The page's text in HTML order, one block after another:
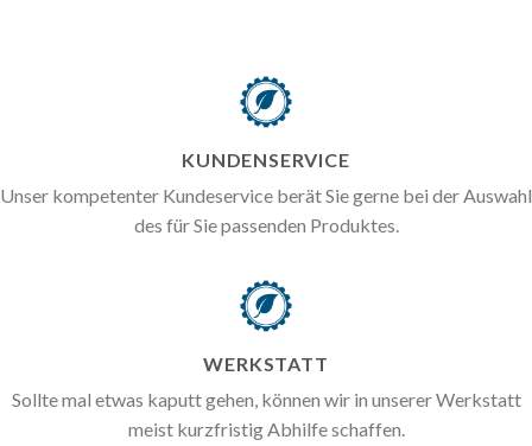
KUNDENSERVICE
Unser kompetenter Kundeservice berät Sie gerne bei der Auswahl
des für Sie passenden Produktes.
WERKSTATT
Sollte mal etwas kaputt gehen, können wir in unserer Werkstatt
meist kurzfristig Abhilfe schaffen.